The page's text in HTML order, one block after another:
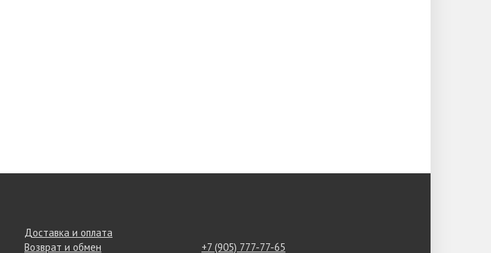
Доставка и оплата
Возврат и обмен
+7 (905) 777-77-65